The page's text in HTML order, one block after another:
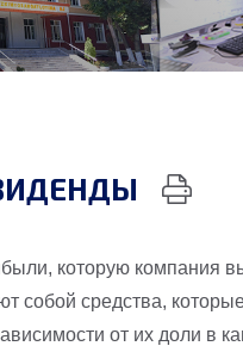
которую компания
собой средства,
от их доли в